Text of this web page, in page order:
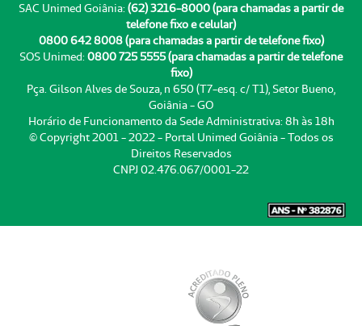
SAC Unimed Goiânia: (62) 3216-8000 (para chamadas a partir de
telefone fixo e celular)
0800 642 8008 (para chamadas a partir de telefone fixo)
SOS Unimed: 0800 725 5555 (para chamadas a partir de telefone
fixo)
Pça. Gilson Alves de Souza, n 650 (T7-esq. c/ T1), Setor Bueno,
Goiânia - GO
Horário de Funcionamento da Sede Administrativa: 8h às 18h
© Copyright 2001 - 2022 - Portal Unimed Goiânia - Todos os
Direitos Reservados
CNPJ 02.476.067/0001-22